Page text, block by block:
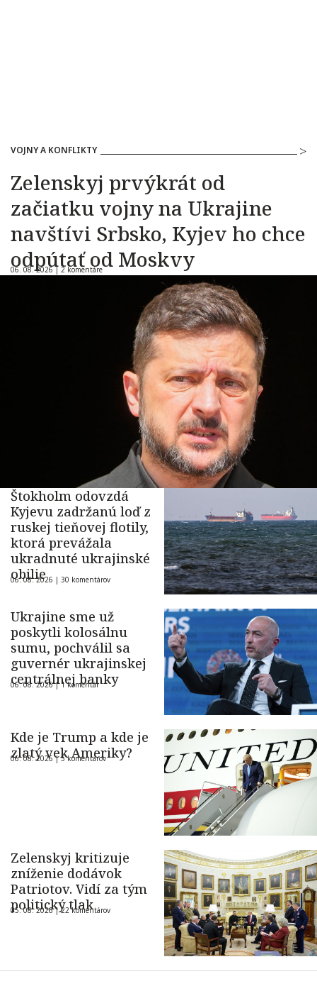
VOJNY A KONFLIKTY
Zelenskyj prvýkrát od
začiatku vojny na Ukrajine
navštívi Srbsko, Kyjev ho chce
odpútať od Moskvy
06. 08. 2026 | 2 komentáre
Štokholm odovzdá
Kyjevu zadržanú loď z
ruskej tieňovej flotily,
ktorá prevážala
ukradnuté ukrajinské
obilie
06. 08. 2026 | 30 komentárov
Ukrajine sme už
poskytli kolosálnu
sumu, pochválil sa
guvernér ukrajinskej
centrálnej banky
06. 08. 2026 |1 komentár
Kde je Trump a kde je
zlatý vek Ameriky?
06. 08. 2026 |5 komentárov
Zelenskyj kritizuje
zníženie dodávok
Patriotov. Vidí za tým
politický tlak
05. 08. 2026 |22 komentárov